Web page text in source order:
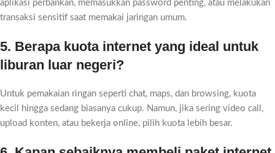
aplikasi perbankan, memasukkan password penting, atau melakukan
transaksi sensitif saat memakai jaringan umum.
5. Berapa kuota internet yang ideal untuk
liburan luar negeri?
Untuk pemakaian ringan seperti chat, maps, dan browsing, kuota
kecil hingga sedang biasanya cukup. Namun, jika sering video call,
upload konten, atau bekerja online, pilih kuota lebih besar.